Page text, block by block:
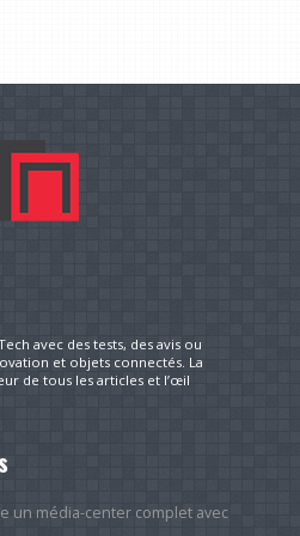
avec des tests, des avis ou
et objets connectés. La
de tous les articles et l’œil
un média-center complet avec